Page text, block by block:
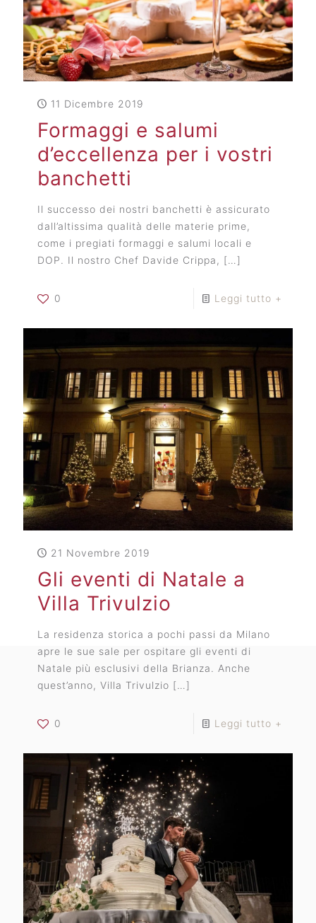
11 Dicembre 2019
Formaggi e salumi
d’eccellenza per i vostri
banchetti
Il successo dei nostri banchetti è assicurato
dall’altissima qualità delle materie prime,
come i pregiati formaggi e salumi locali e
DOP. Il nostro Chef Davide Crippa, […]
0 Leggi tutto +
21 Novembre 2019
Gli eventi di Natale a
Villa Trivulzio
La residenza storica a pochi passi da Milano
apre le sue sale per ospitare gli eventi di
Natale più esclusivi della Brianza. Anche
quest’anno, Villa Trivulzio […]
0 Leggi tutto +